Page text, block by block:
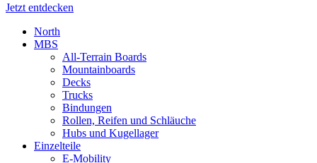
Jetzt entdecken
North
MBS
All-Terrain Boards
Mountainboards
Decks
Trucks
Bindungen
Rollen, Reifen und Schläuche
Hubs und Kugellager
Einzelteile
E-Mobility